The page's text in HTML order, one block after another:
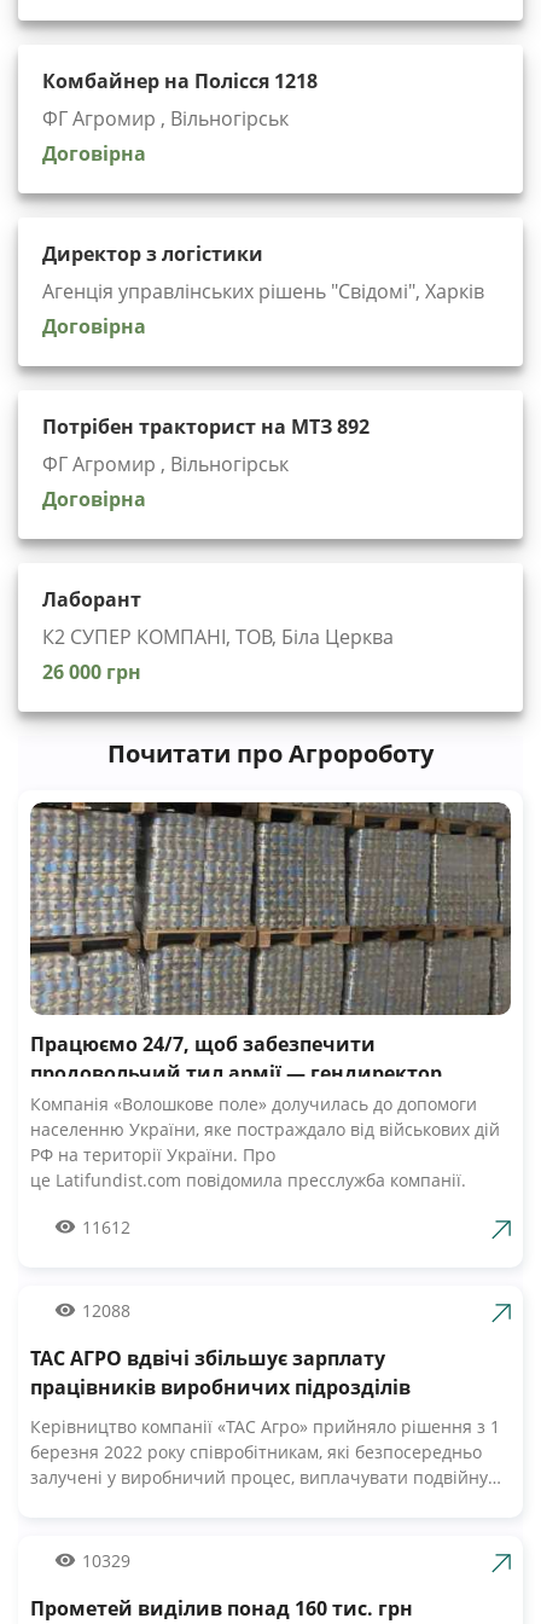
Комбайнер на Полісся 1218
ФГ Агромир , Вільногірськ
Договірна
Директор з логістики
Агенція управлінських рішень "Cвідомі", Харків
Договірна
Потрібен тракторист на МТЗ 892
ФГ Агромир , Вільногірськ
Договірна
Лаборант
К2 СУПЕР КОМПАНІ, ТОВ, Біла Церква
26 000 грн
Почитати про Агророботу
Працюємо 24/7, щоб забезпечити
продовольчий тил армії — гендиректор
компанії Волошкове поле
Компанія «Волошкове поле» долучилась до допомоги
населенню України, яке постраждало від військових дій
РФ на території України. Про
це Latifundist.com повідомила пресслужба компанії.
Вже шосту добу наші Збройні Сили героїчно стримують
армії», — зазначив Андрій Табалов, генеральний
Компанія «Волошкове поле» вже відправила понад 10 т
молока для забезпечення біженців та тероборони в
можливість безкоштовно отримати пастеризоване
молоко з бочки за адресами, вказаними на офіційній
сторінці компанії у Facebook. «Первомайський МКК»
непроста, але за допомогою ЗСУ компанія вирішує всі ці
11612
12088
ТАС АГРО вдвічі збільшує зарплату
працівників виробничих підрозділів
Керівництво компанії «ТАС Агро» прийняло рішення з 1
березня 2022 року співробітникам, які безпосередньо
залучені у виробничий процес, виплачувати подвійну
цінуємо мужність і професіоналізм наших працівників.
Враховуючи виклики та небезпеки, з якими стикаються
наші люди, ми прийняли рішення збільшити вдвічі
10329
Прометей виділив понад 160 тис. грн